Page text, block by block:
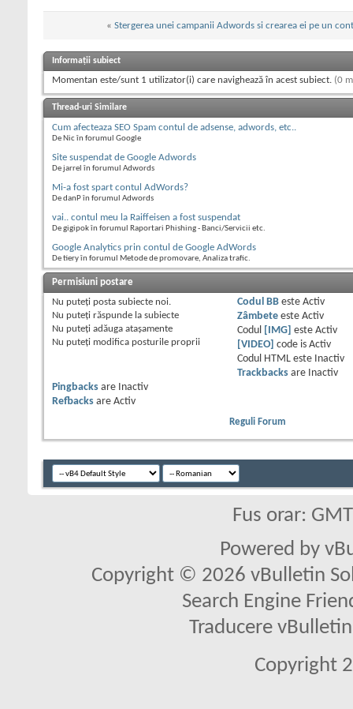
« Stergerea unei campanii Adwords si crearea ei pe un
Informații subiect
Momentan este/sunt 1 utilizator(i) care navighează în acest subiect. (0
Thread-uri Similare
Cum afecteaza SEO Spam contul de adsense, adwords, etc..
De Nic în forumul Google
Site suspendat de Google Adwords
De jarrel în forumul Adwords
Mi-a fost spart contul AdWords?
De danP în forumul Adwords
vai.. contul meu la Raiffeisen a fost suspendat
De gigipok în forumul Raportari Phishing - Banci/Servicii etc.
Google Analytics prin contul de Google AdWords
De tiery în forumul Metode de promovare, Analiza trafic.
Permisiuni postare
Nu puteţi posta subiecte noi.
Nu puteţi răspunde la subiecte
Nu puteţi adăuga ataşamente
Nu puteţi modifica posturile proprii
Codul BBeste Activ
Zâmbeteeste Activ
Codul
[IMG] este Activ
[VIDEO]
code is Activ
Codul HTML este
Inactiv
Trackbacksare
Inactiv
Pingbacks are
Inactiv
Refbacks are Activ
Reguli Forum
Fus orar:
Powered by
Copyright © 2026 vBulletin
Search Engine
Traducere
Copyright